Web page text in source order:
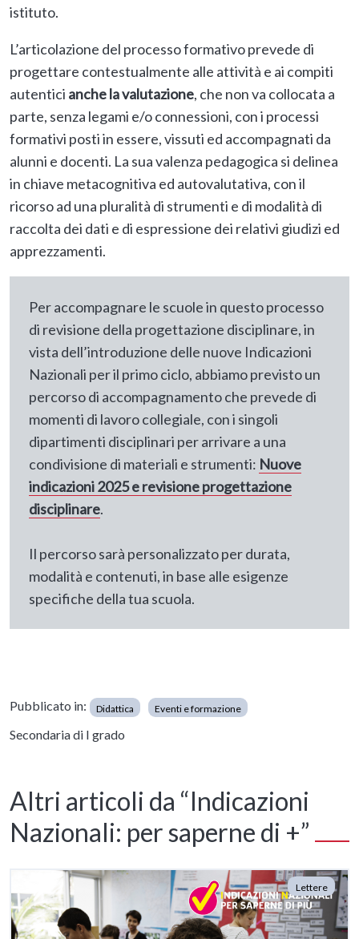
istituto.
L’articolazione del processo formativo prevede di
progettare contestualmente alle attività e ai compiti
autentici anche la valutazione, che non va collocata a
parte, senza legami e/o connessioni, con i processi
formativi posti in essere, vissuti ed accompagnati da
alunni e docenti. La sua valenza pedagogica si delinea
in chiave metacognitiva ed autovalutativa, con il
ricorso ad una pluralità di strumenti e di modalità di
raccolta dei dati e di espressione dei relativi giudizi ed
apprezzamenti.
Per accompagnare le scuole in questo processo
di revisione della progettazione disciplinare, in
vista dell’introduzione delle nuove Indicazioni
Nazionali per il primo ciclo, abbiamo previsto un
percorso di accompagnamento che prevede di
momenti di lavoro collegiale, con i singoli
dipartimenti disciplinari per arrivare a una
condivisione di materiali e strumenti: Nuove
indicazioni 2025 e revisione progettazione
disciplinare.
Il percorso sarà personalizzato per durata,
modalità e contenuti, in base alle esigenze
specifiche della tua scuola.
Pubblicato in: Didattica Eventi e formazione
Secondaria di I grado
Altri articoli da “Indicazioni
Nazionali: per saperne di +”
Lettere